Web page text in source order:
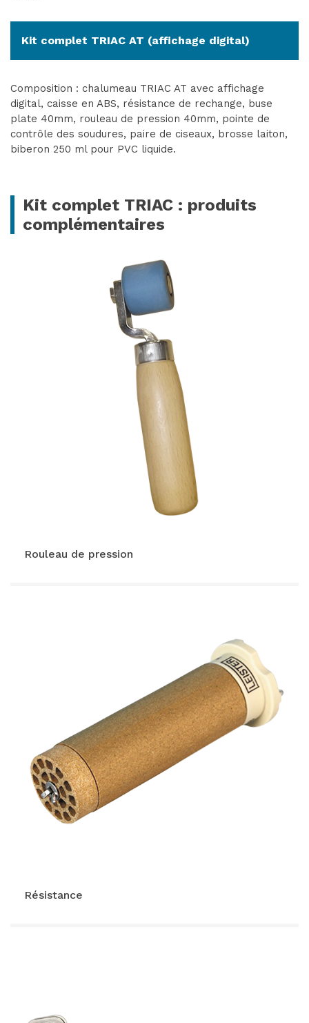
Kit complet TRIAC AT (affichage digital)
Composition : chalumeau TRIAC AT avec affichage
digital, caisse en ABS, résistance de rechange, buse
plate 40mm, rouleau de pression 40mm, pointe de
contrôle des soudures, paire de ciseaux, brosse laiton,
biberon 250 ml pour PVC liquide.
Kit complet TRIAC : produits
complémentaires
VOIR LE PRODUIT
Rouleau de pression
VOIR LE PRODUIT
Résistance
VOIR LE PRODUIT